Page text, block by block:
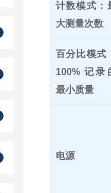
计数模式：
大测量次数
百分比模式
100% 记录
最小质量
电源